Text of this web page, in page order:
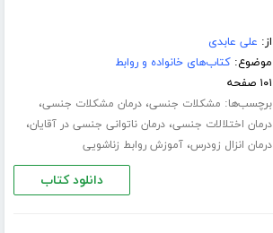
از: علی عابدی
موضوع:کتاب‌های خانواده و روابط
۱۰۱ صفحه
برچسب‌ها: مشکلات جنسی،درمان مشکلات جنسی،
درمان اختلالات جنسی،درمان ناتوانی جنسی در آقایان،
درمان انزال زودرس،آموزش روابط زناشویی
دانلود کتاب